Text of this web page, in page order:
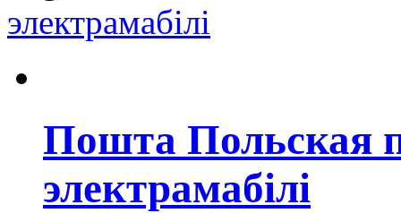
электрамабілi
Пошта Польская
электрамабілі